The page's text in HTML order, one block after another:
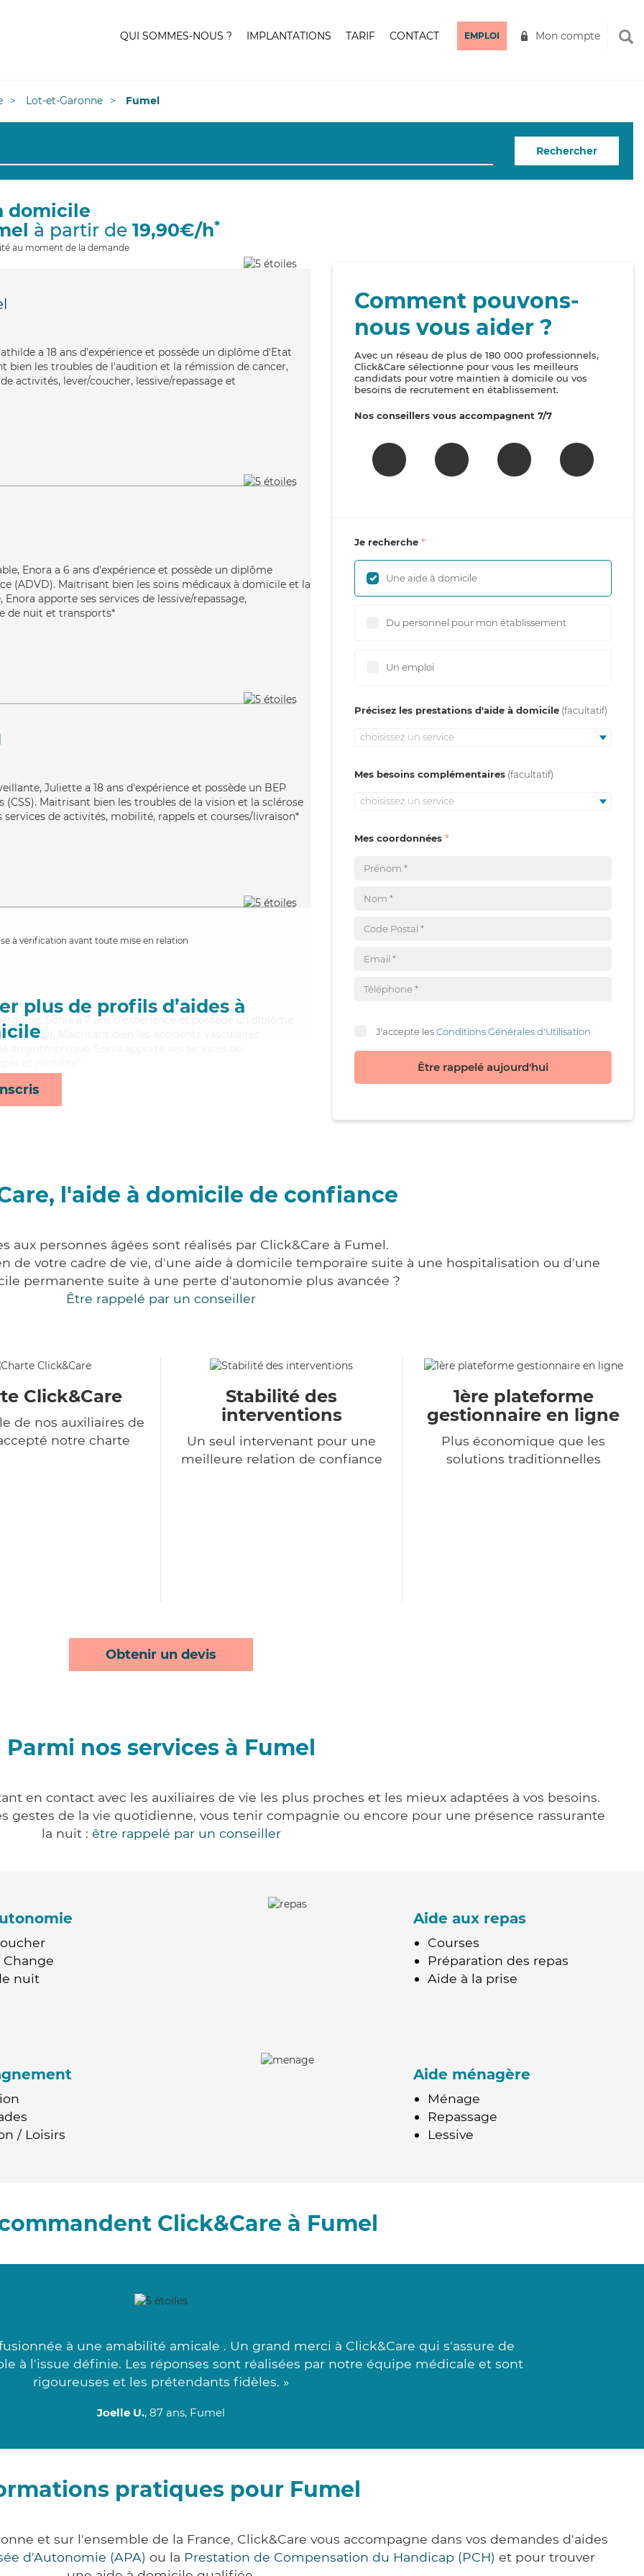
QUI SOMMES-NOUS ? IMPLANTATIONS TARIF CONTACT EMPLOI Mon compte
Lot-et-Garonne Fumel
Rechercher
domicile
à partir de 19,90€/h*
au moment de la demande
a 18 ans d'expérience et possède un diplôme d'Etat
bien les troubles de l'audition et la rémission de cancer,
activités, lever/coucher, lessive/repassage et
Enora a 6 ans d'expérience et possède un diplôme
(ADVD). Maitrisant bien les soins médicaux à domicile et la
apporte ses services de lessive/repassage,
de nuit et transports*
Juliette a 18 ans d'expérience et possède un BEP
(CSS). Maitrisant bien les troubles de la vision et la sclérose
services de activités, mobilité, rappels et courses/livraison*
à vérification avant toute mise en relation
plus de profils d’aides à
Sonia a 7 ans d'expérience et possède un diplôme
(ADVD). Maitrisant bien les accidents vasculaires
Comment pouvons-
nous vous aider ?
Avec un réseau de plus de 180 000 professionnels,
Click&Care sélectionne pour vous les meilleurs
candidats pour votre maintien à domicile ou vos
besoins de recrutement en établissement.
Nos conseillers vous accompagnent 7/7
Je recherche
Une aide à domicile
Du personnel pour mon établissement
Un emploi
Précisez les prestations d'aide à domicile
choisissez un service
Mes besoins complémentaires
choisissez un service
Mes coordonnées
J'accepte lesConditions Générales d'Utilisation
Être rappelé aujourd'hui
l'aide à domicile de confiance
aux personnes âgées sont réalisés par Click&Care à Fumel.
de votre cadre de vie, d'une aide à domicile temporaire suite à une hospitalisation ou d'une
permanente suite à une perte d'autonomie plus avancée ?
Être rappelé par un conseiller
Click&Care
de nos auxiliaires de
notre charte
Stabilité des
interventions
Un seul intervenant pour une
meilleure relation de confiance
1ère plateforme
gestionnaire en ligne
Plus économique que les
solutions traditionnelles
Obtenir un devis
Parmi nos services à Fumel
en contact avec les auxiliaires de vie les plus proches et les mieux adaptées à vos besoins.
gestes de la vie quotidienne, vous tenir compagnie ou encore pour une présence rassurante
la nuit : être rappelé par un conseiller
nuit
Aide aux repas
Courses
Préparation des repas
Aide à la prise
/ Loisirs
Aide ménagère
Ménage
Repassage
Lessive
Click&Care à Fumel
à une amabilité amicale . Un grand merci à Click&Care qui s'assure de
à l'issue définie. Les réponses sont réalisées par notre équipe médicale et sont
rigoureuses et les prétendants fidèles. »
Joelle U., 87 ans, Fumel
pratiques pour Fumel
et sur l'ensemble de la France, Click&Care vous accompagne dans vos demandes d'aides
d'Autonomie (APA) ou la Prestation de Compensation du Handicap (PCH) et pour trouver